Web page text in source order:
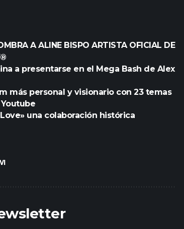
A ALINE BISPO ARTISTA OFICIAL DE
a presentarse en el Mega Bash de Alex
más personal y visionario con 23 temas
una colaboración histórica